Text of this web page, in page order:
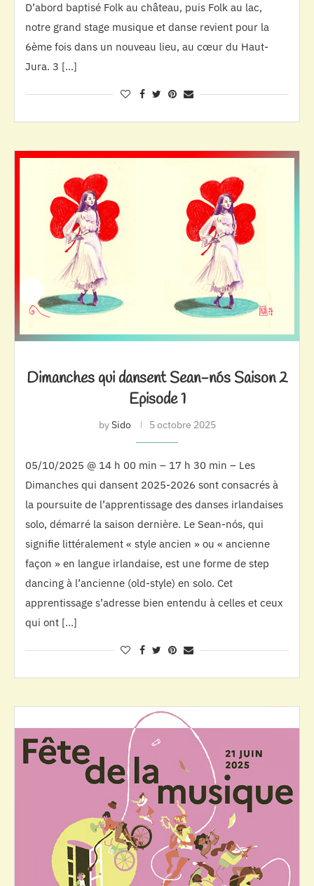
D’abord baptisé Folk au château, puis Folk au lac,
notre grand stage musique et danse revient pour la
6ème fois dans un nouveau lieu, au cœur du Haut-
Jura. 3 […]
Dimanches qui dansent Sean-nós Saison 2
Episode 1
bySido 5 octobre 2025
05/10/2025 @ 14 h 00 min – 17 h 30 min – Les
Dimanches qui dansent 2025-2026 sont consacrés à
la poursuite de l’apprentissage des danses irlandaises
solo, démarré la saison dernière. Le Sean-nós, qui
signifie littéralement « style ancien » ou « ancienne
façon » en langue irlandaise, est une forme de step
dancing à l’ancienne (old-style) en solo. Cet
apprentissage s’adresse bien entendu à celles et ceux
qui ont […]